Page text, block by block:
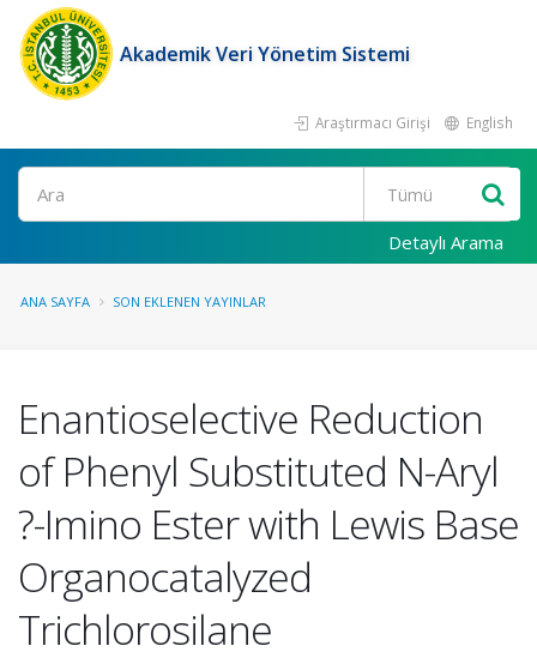
Akademik Veri Yönetim Sistemi
Araştırmacı Girişi English
Ara
Detaylı Arama
ANA SAYFA SON EKLENEN YAYINLAR
Enantioselective Reduction
of Phenyl Substituted N-Aryl
?-Imino Ester with Lewis Base
Organocatalyzed
Trichlorosilane